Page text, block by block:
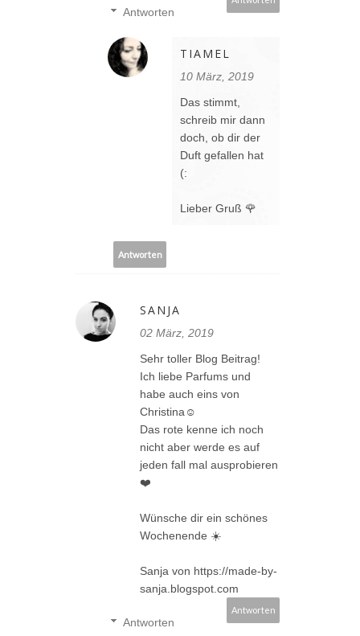
Antworten
TIAMEL
10 März, 2019
Das stimmt,
schreib mir dann
doch, ob dir der
Duft gefallen hat
(:
Lieber Gruß 🌹
Antworten
SANJA
02 März, 2019
Sehr toller Blog Beitrag!
Ich liebe Parfums und
habe auch eins von
Christina☺️
Das rote kenne ich noch
nicht aber werde es auf
jeden fall mal ausprobieren
❤️
Wünsche dir ein schönes
Wochenende ☀️
Sanja von https://made-by-
sanja.blogspot.com
Antworten
Antworten